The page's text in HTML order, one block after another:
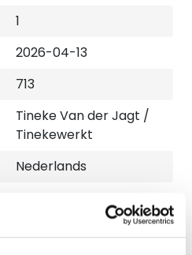
1
2026-04-13
713
Tineke Van der Jagt /
Tinekewerkt
Nederlands
€ 20,-